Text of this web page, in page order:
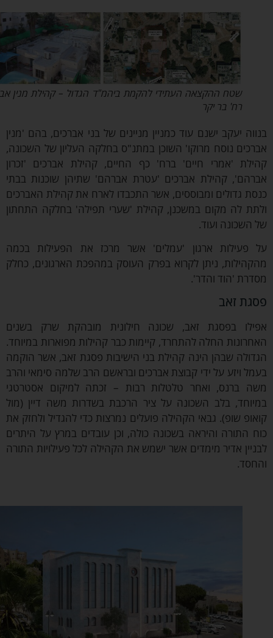
שטח ההקצאה העתידי להקמת ביהמ"ד הגדול – קהילת מנין אברכים
רח' בר יקר
יעקב ישנם עוד כמניין מניינים של בני אברכים, בהם 'מנין
נוסח מרוקו' השוכן במתנ"ס בחלקה העליון של השכונה,
'אמרי חיים' ברח' כף החיים, קהילת אברכים 'זכרון
קהילת אברכים 'עטרת אברהם' שתיהן שוכנות בבתי
גדולים ומבוססים, אשר התכבדו לארח את קהילת האברכים
לה מקום במשכנן, קהילת 'שערי תפילה' בחלקה התחתון
ועוד.
פעילות ארגון 'עמלים' אשר מרכז את הפעילות בכמה
ניתן לקרוא בפרק העוסק במהפכת הארגונים, כחלק
'הוד והדר'.
זאב
בפסגת זאב, שכונה חילונית מובהקת שרק בשנים
החלה להתחרד, קיימות כבר קהילות מפוארות במיוחד.
שבהן הינה קהילת בני הישיבות פסגת זאב, אשר הוקמה
ויזע על ידי קבוצת אברכים ובראשם הרב שלמה סימאי והרב
ברנס, ואחר טלטלות רבות – זכתה למיקום אסטרטגי
בלב השכונה על ציר הרכבת בשדרות משה דיין (מול
שופ). גבאי הקהילה פועלים נמרצות כדי להגדיל ולחזק את
התורה והיראה בשכונה כולה, וכן עובדים במרץ על היתרים
אדיר מימדים אשר ישמש את הקהילה לכל פעילויות התורה